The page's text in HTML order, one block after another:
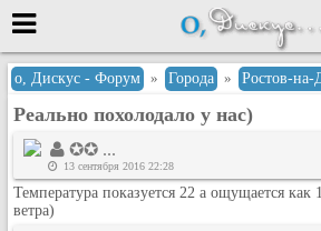
Меню
или войти через
Вход с 7ooo.ru
о, Дискус - Форум » Города » Ростов-на-
Реально похолодало у нас)
✪✪ ...
13 сентября 2016 22:28
Температура показуется 22 а ощущается как
ветра)